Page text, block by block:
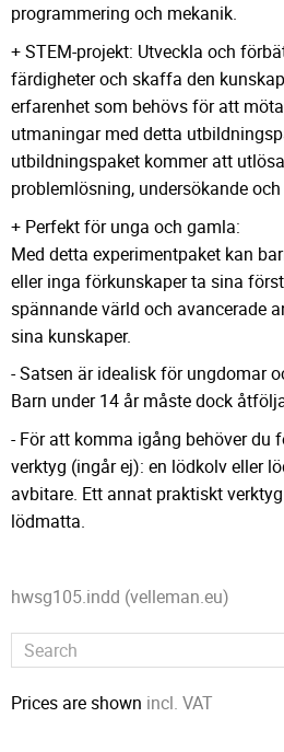
programmering och mekanik.
+ STEM-projekt: Utveckla och
färdigheter och skaffa den
erfarenhet som behövs för att
utmaningar med detta
utbildningspaket kommer att
problemlösning, undersökande
+ Perfekt för unga och gamla:
Med detta experimentpaket kan
eller inga förkunskaper ta sina
spännande värld och avancerade
sina kunskaper.
- Satsen är idealisk för ungdomar
Barn under 14 år måste dock
- För att komma igång behöver du
verktyg (ingår ej): en lödkolv eller
avbitare. Ett annat praktiskt
lödmatta.
hwsg105.indd (velleman.eu)
Prices are shown incl. VAT